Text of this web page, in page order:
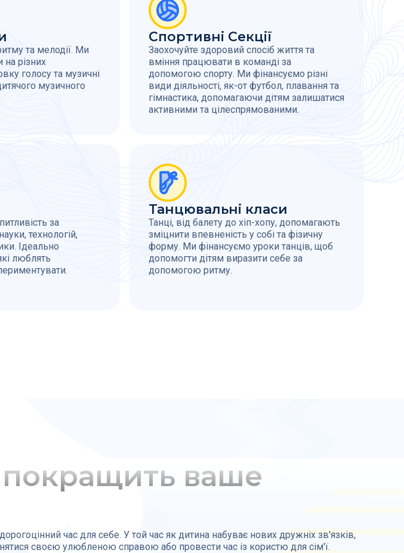
та мелодії. Ми
на різних
голосу та музичні
музичного
Спортивні Секції
Заохочуйте здоровий спосіб життя та
вміння працювати в команді за
допомогою спорту. Ми фінансуємо різні
види діяльності, як-от футбол, плавання та
гімнастика, допомагаючи дітям залишатися
активними та цілеспрямованими.
за
технологій,
Ідеально
люблять
Танцювальні класи
Танці, від балету до хіп-хопу, допомагають
зміцнити впевненість у собі та фізичну
форму. Ми фінансуємо уроки танців, щоб
допомогти дітям виразити себе за
допомогою ритму.
покращить ваше
час для себе. У той час як дитина набуває нових дружніх зв'язків,
своєю улюбленою справою або провести час із користю для сім'ї.